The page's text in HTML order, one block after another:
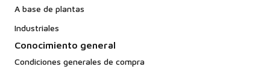
A base de plantas
Industriales
Conocimiento general
Condiciones generales de compra